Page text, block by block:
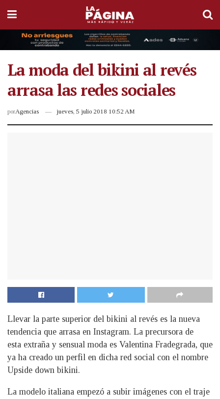
La moda del bikini al revés
arrasa las redes sociales
porAgencias jueves, 5 julio 2018 10:52 AM
Llevar la parte superior del bikini al revés es la nueva
tendencia que arrasa en Instagram. La precursora de
esta extraña y sensual moda es Valentina Fradegrada, que
ya ha creado un perfil en dicha red social con el nombre
Upside down bikini.
La modelo italiana empezó a subir imágenes con el traje